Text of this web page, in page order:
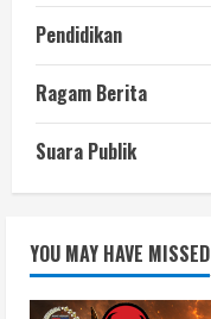
Pendidikan
Ragam Berita
Suara Publik
YOU MAY HAVE MISSED